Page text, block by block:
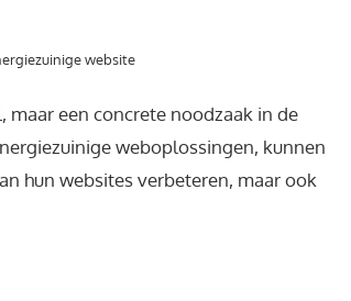
website
maar een concrete noodzaak in de
weboplossingen, kunnen
hun websites verbeteren, maar ook